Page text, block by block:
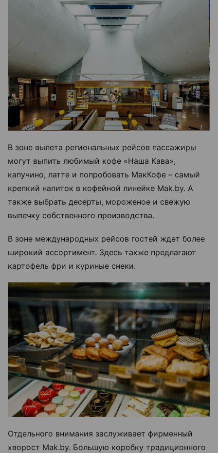
В зоне вылета региональных рейсов пассажиры
могут выпить любимый кофе «Наша Кава»,
капучино, латте и попробовать МакКофе – самый
крепкий напиток в кофейной линейке Mak.by. А
также выбрать десерты, мороженое и свежую
выпечку собственного производства.
В зоне международных рейсов гостей ждет более
широкий ассортимент. Здесь также предлагают
картофель фри и куриные снеки.
Отдельного внимания заслуживает фирменный
хворост Mak.by. Большую коробку традиционного